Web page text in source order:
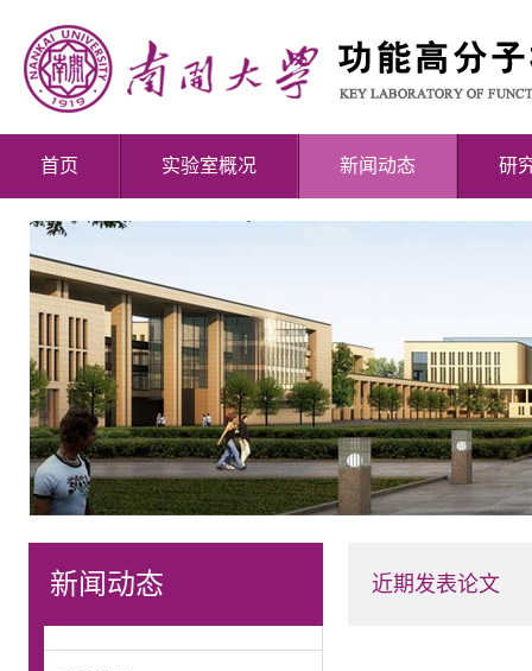
首页 实验室概况 新闻动态 研
新闻动态 近期发表论文